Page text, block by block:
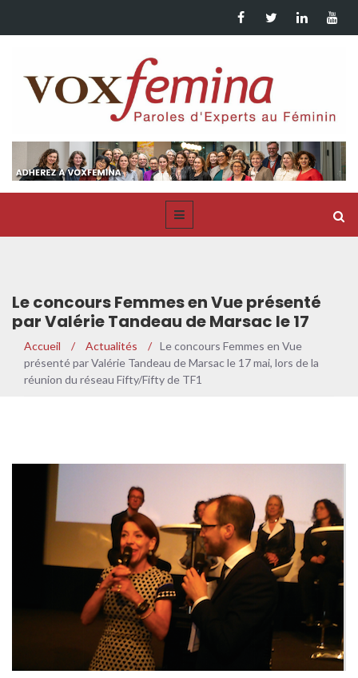
Le concours Femmes en Vue présenté
par Valérie Tandeau de Marsac le 17
mai, lors de la réunion du réseau
Fifty/Fifty de TF1
Accueil / Actualités / Le concours Femmes en Vue
présenté par Valérie Tandeau de Marsac le 17 mai, lors de la
réunion du réseau Fifty/Fifty de TF1